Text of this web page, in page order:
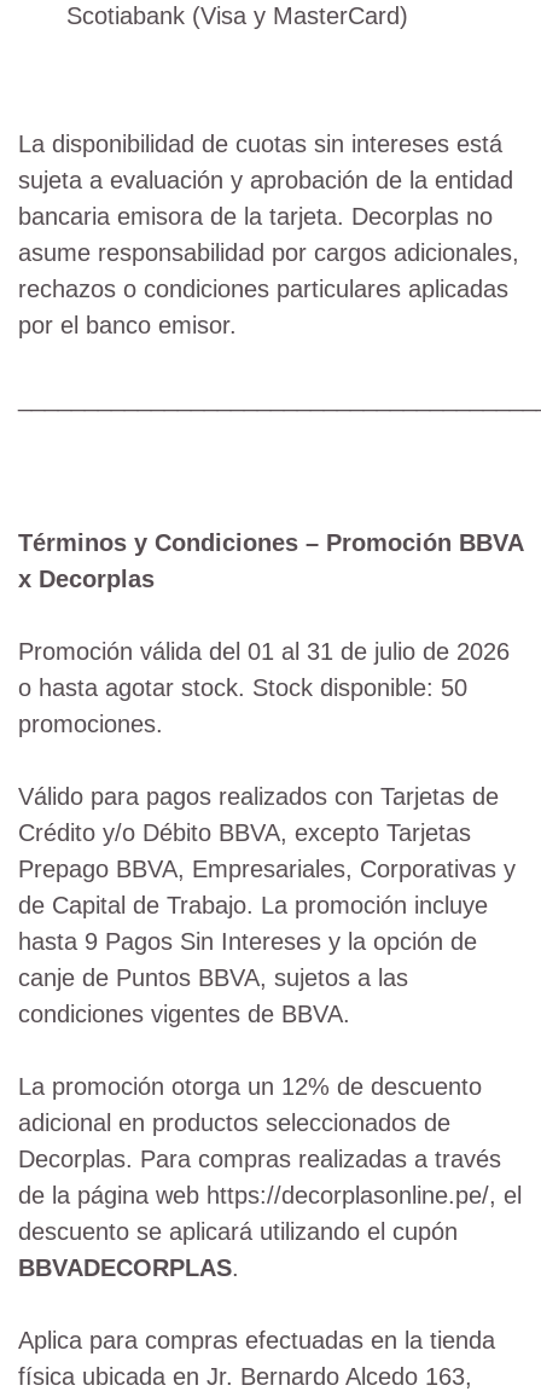
Scotiabank (Visa y MasterCard)
La disponibilidad de cuotas sin intereses está
sujeta a evaluación y aprobación de la entidad
bancaria emisora de la tarjeta. Decorplas no
asume responsabilidad por cargos adicionales,
rechazos o condiciones particulares aplicadas
por el banco emisor.
Términos y Condiciones – Promoción BBVA
x Decorplas
Promoción válida del 01 al 31 de julio de 2026
o hasta agotar stock. Stock disponible: 50
promociones.
Válido para pagos realizados con Tarjetas de
Crédito y/o Débito BBVA, excepto Tarjetas
Prepago BBVA, Empresariales, Corporativas y
de Capital de Trabajo. La promoción incluye
hasta 9 Pagos Sin Intereses y la opción de
canje de Puntos BBVA, sujetos a las
condiciones vigentes de BBVA.
La promoción otorga un 12% de descuento
adicional en productos seleccionados de
Decorplas. Para compras realizadas a través
de la página web https://decorplasonline.pe/, el
descuento se aplicará utilizando el cupón
BBVADECORPLAS.
Aplica para compras efectuadas en la tienda
física ubicada en Jr. Bernardo Alcedo 163,